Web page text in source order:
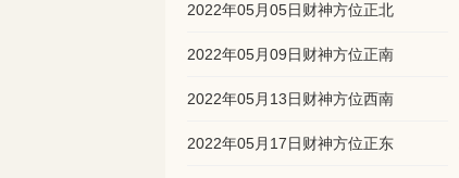
2022年05月05日财神方位正北
2022年05月09日财神方位正南
2022年05月13日财神方位西南
2022年05月17日财神方位正东